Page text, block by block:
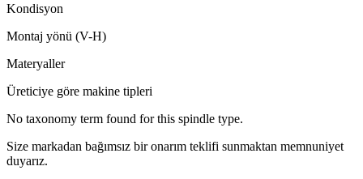
Kondisyon
Montaj yönü (V-H)
Materyaller
Üreticiye göre makine tipleri
No taxonomy term found for this spindle type.
Size markadan bağımsız bir onarım teklifi sunmaktan memnuniyet
duyarız.